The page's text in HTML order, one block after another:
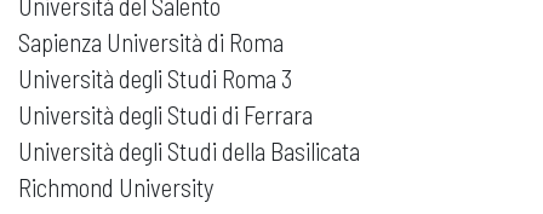
Sapienza Università di Roma
Università degli Studi Roma 3
Università degli Studi di Ferrara
Università degli Studi della Basilicata
Richmond University